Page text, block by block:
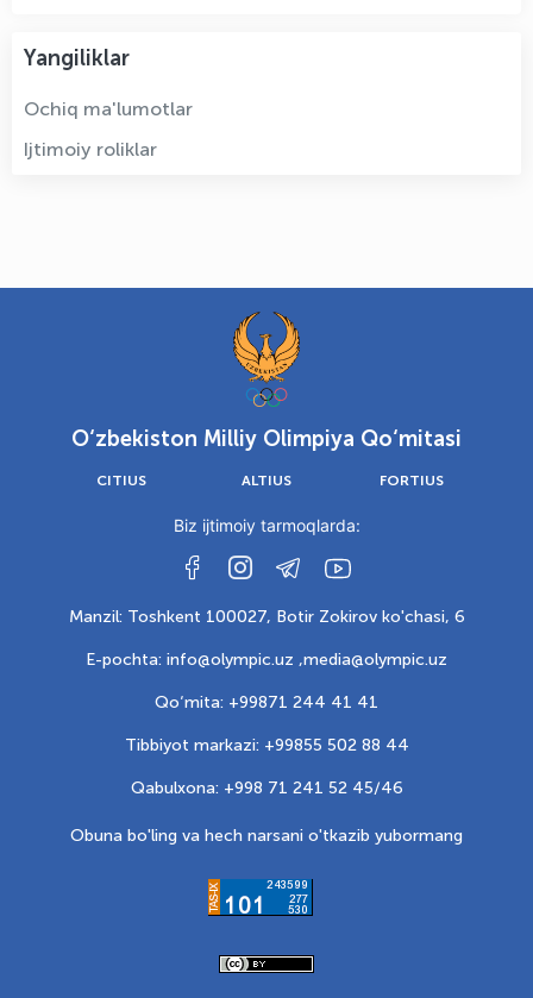
Yangiliklar
Ochiq ma'lumotlar
Ijtimoiy roliklar
O‘zbekiston Milliy Olimpiya Qo‘mitasi
CITIUS ALTIUS FORTIUS
Biz ijtimoiy tarmoqlarda:
Manzil: Toshkent 100027, Botir Zokirov ko'chasi, 6
E-pochta: info@olympic.uz ,media@olympic.uz
Qo‘mita: +99871 244 41 41
Tibbiyot markazi: +99855 502 88 44
Qabulxona: +998 71 241 52 45/46
Obuna bo'ling va hech narsani o'tkazib yubormang